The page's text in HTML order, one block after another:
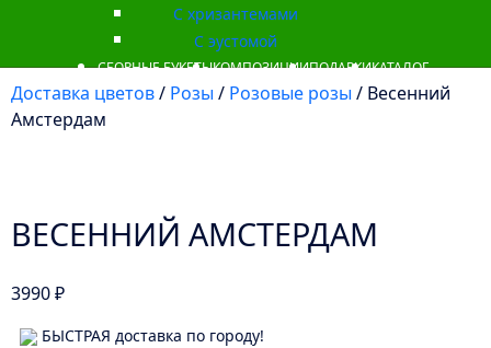
С хризантемами
С эустомой
СБОРНЫЕ БУКЕТЫКОМПОЗИЦИИПОДАРКИКАТАЛОГ
Доставка цветов/ Розы / Розовые розы / Весенний
Амстердам
ВЕСЕННИЙ АМСТЕРДАМ
3990₽
БЫСТРАЯ доставка по городу!